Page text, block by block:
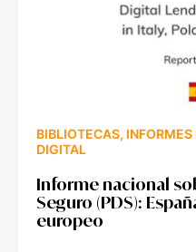
BIBLIOTECAS, INFORMES
DIGITAL
Informe nacional
Seguro (PDS):
europeo